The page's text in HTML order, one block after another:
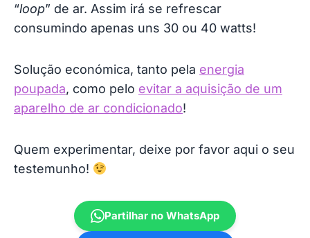
“loop” de ar. Assim irá se refrescar
consumindo apenas uns 30 ou 40 watts!
Solução económica, tanto pela energia
poupada, como pelo evitar a aquisição de um
aparelho de ar condicionado!
Quem experimentar, deixe por favor aqui o seu
testemunho!
Partilhar no WhatsApp